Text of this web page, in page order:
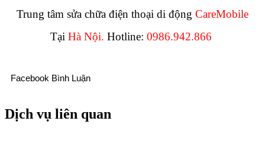
Trung tâm sửa chữa điện thoại di động CareMobile
Tại Hà Nội. Hotline: 0986.942.866
Facebook Bình Luận
Dịch vụ liên quan